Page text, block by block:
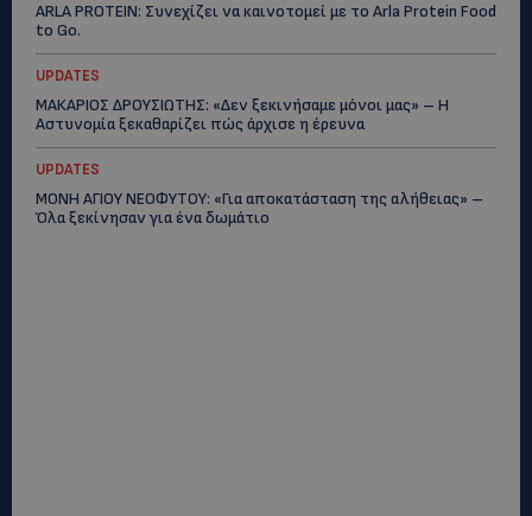
ARLA PROTEIN: Συνεχίζει να καινοτομεί με το Arla Protein Food
to Go.
UPDATES
ΜΑΚΑΡΙΟΣ ΔΡΟΥΣΙΩΤΗΣ: «Δεν ξεκινήσαμε μόνοι μας» – Η
Αστυνομία ξεκαθαρίζει πώς άρχισε η έρευνα
UPDATES
ΜΟΝΗ ΑΓΙΟΥ ΝΕΟΦΥΤΟΥ: «Για αποκατάσταση της αλήθειας» –
Όλα ξεκίνησαν για ένα δωμάτιο